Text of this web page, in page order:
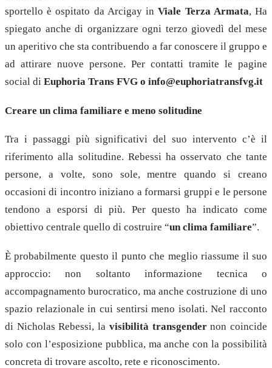
sportello è ospitato da Arcigay inViale Terza Armata, Ha
spiegato anche di organizzare ogni terzo giovedì del mese
un aperitivo che sta contribuendo a far conoscere il gruppo e
ad attirare nuove persone. Per contatti tramite le pagine
social di Euphoria Trans FVG o info@euphoriatransfvg.it
Creare un clima familiare e meno solitudine
Tra i passaggi più significativi del suo intervento c’è il
riferimento alla solitudine. Rebessi ha osservato che tante
persone, a volte, sono sole, mentre quando si creano
occasioni di incontro iniziano a formarsi gruppi e le persone
tendono a esporsi di più. Per questo ha indicato come
obiettivo centrale quello di costruire “un clima familiare”.
È probabilmente questo il punto che meglio riassume il suo
approccio: non soltanto informazione tecnica o
accompagnamento burocratico, ma anche costruzione di uno
spazio relazionale in cui sentirsi meno isolati. Nel racconto
di Nicholas Rebessi, la visibilità transgendernon coincide
solo con l’esposizione pubblica, ma anche con la possibilità
concreta di trovare ascolto, rete e riconoscimento.